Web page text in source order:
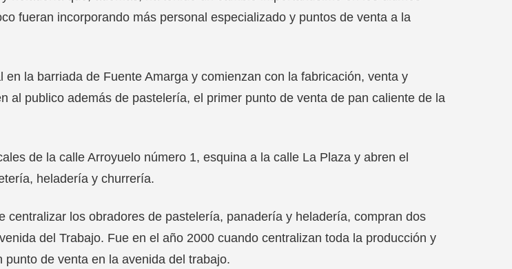
fueran incorporando más personal especializado y puntos de venta a la
en la barriada de Fuente Amarga y comienzan con la fabricación, venta y
al publico además de pastelería, el primer punto de venta de pan caliente de la
de la calle Arroyuelo número 1, esquina a la calle La Plaza y abren el
heladería y churrería.
centralizar los obradores de pastelería, panadería y heladería, compran dos
del Trabajo. Fue en el año 2000 cuando centralizan toda la producción y
punto de venta en la avenida del trabajo.